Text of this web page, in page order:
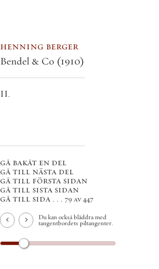
henning berger
Bendel & Co (1910)
II.
gå bakåt en del
gå till nästa del
gå till första sidan
gå till sista sidan
gå till sida . . . 79 av 447
Du kan också bläddra med
tangentbordets piltangenter.